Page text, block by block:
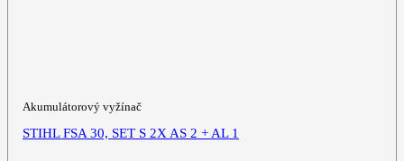
Akumulátorový vyžínač
STIHL FSA 30, SET S 2X AS 2 + AL 1